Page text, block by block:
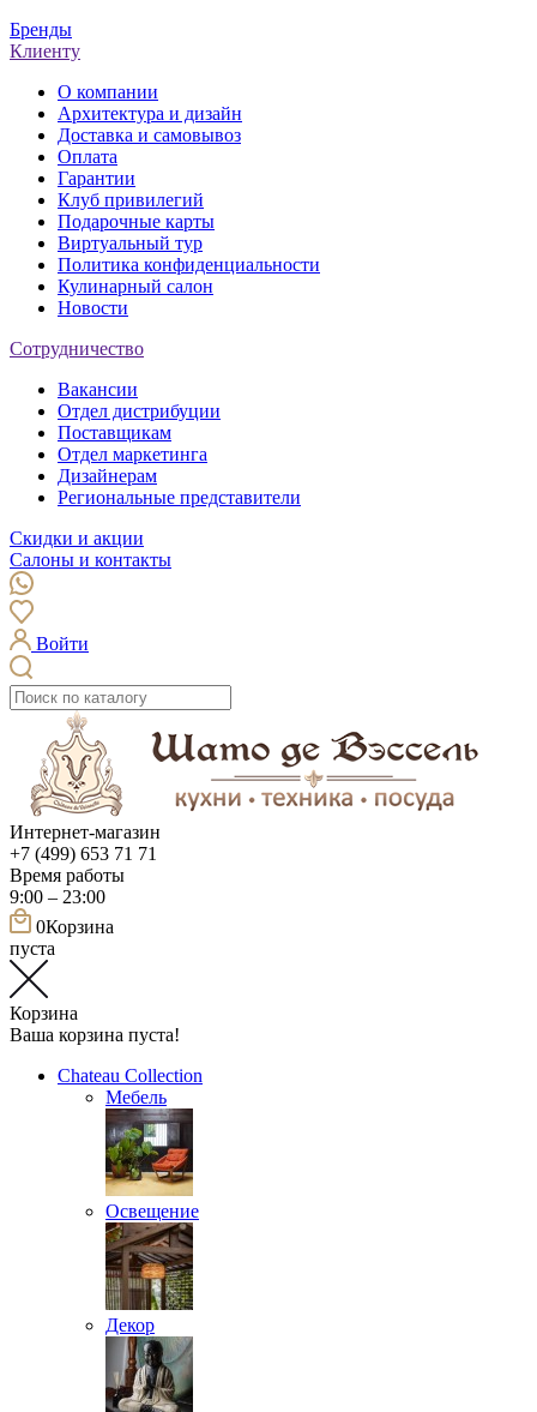
Бренды
Клиенту
О компании
Архитектура и дизайн
Доставка и самовывоз
Оплата
Гарантии
Клуб привилегий
Подарочные карты
Виртуальный тур
Политика конфиденциальности
Кулинарный салон
Новости
Сотрудничество
Вакансии
Отдел дистрибуции
Поставщикам
Отдел маркетинга
Дизайнерам
Региональные представители
Скидки и акции
Салоны и контакты
Войти
Интернет-магазин
+7 (499) 653 71 71
Время работы
9:00 – 23:00
0Корзина
пуста
Корзина
Ваша корзина пуста!
Chateau Collection
Мебель
Освещение
Декор